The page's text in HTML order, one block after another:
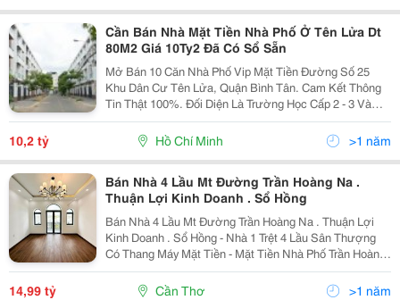
Cần Bán Nhà Mặt Tiền Nhà Phố Ở Tên Lửa Dt
80M2 Giá 10Ty2 Đã Có Sổ Sẵn
Mở Bán 10 Căn Nhà Phố Vip Mặt Tiền Đường Số 25
Khu Dân Cư Tên Lửa, Quận Bình Tân. Cam Kết Thông
Tin Thật 100%. Đối Diện Là Trường Học Cấp 2 - 3 Và
Công Viên Phan Châu Trinh Và Cách 200M Là Siêu Thị
Coop Mart Bình Tân Đường Số 19. Bán Đồng Giá 10,2
10,2 tỷ Hồ Chí Minh >1 năm
Bán Nhà 4 Lầu Mt Đường Trần Hoàng Na .
Thuận Lợi Kinh Doanh . Sổ Hồng
Bán Nhà 4 Lầu Mt Đường Trần Hoàng Na . Thuận Lợi
Kinh Doanh . Sổ Hồng - Nhà 1 Trệt 4 Lầu Sân Thượng
Có Thang Máy Mặt Tiền - Mặt Tiền Nhà Phố Trần Hoàng
Na, An Bình Quận Ninh Kiều Thành Phố Cần Thơ - Diện
Tích : 4,5M X 22,1M = 100M2 Odt ....
14,99 tỷ Cần Thơ >1 năm